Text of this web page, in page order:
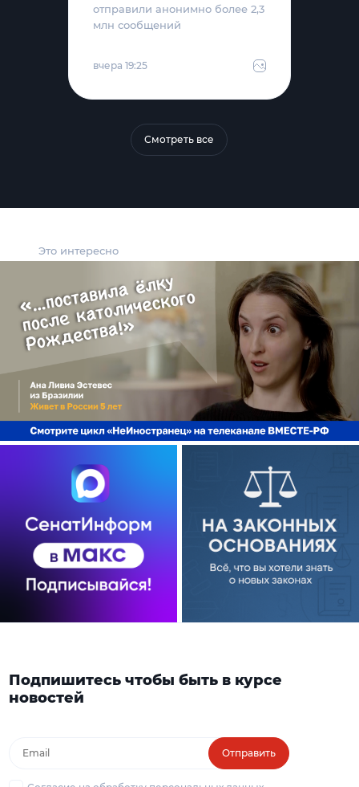
Это интересно
отправили анонимно более 2,3
млн сообщений
вчера 19:25
Смотреть все
Подпишитесь чтобы быть в курсе
новостей
Отправить